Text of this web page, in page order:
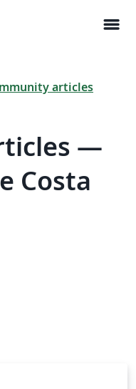
menu
articles
—
Costa